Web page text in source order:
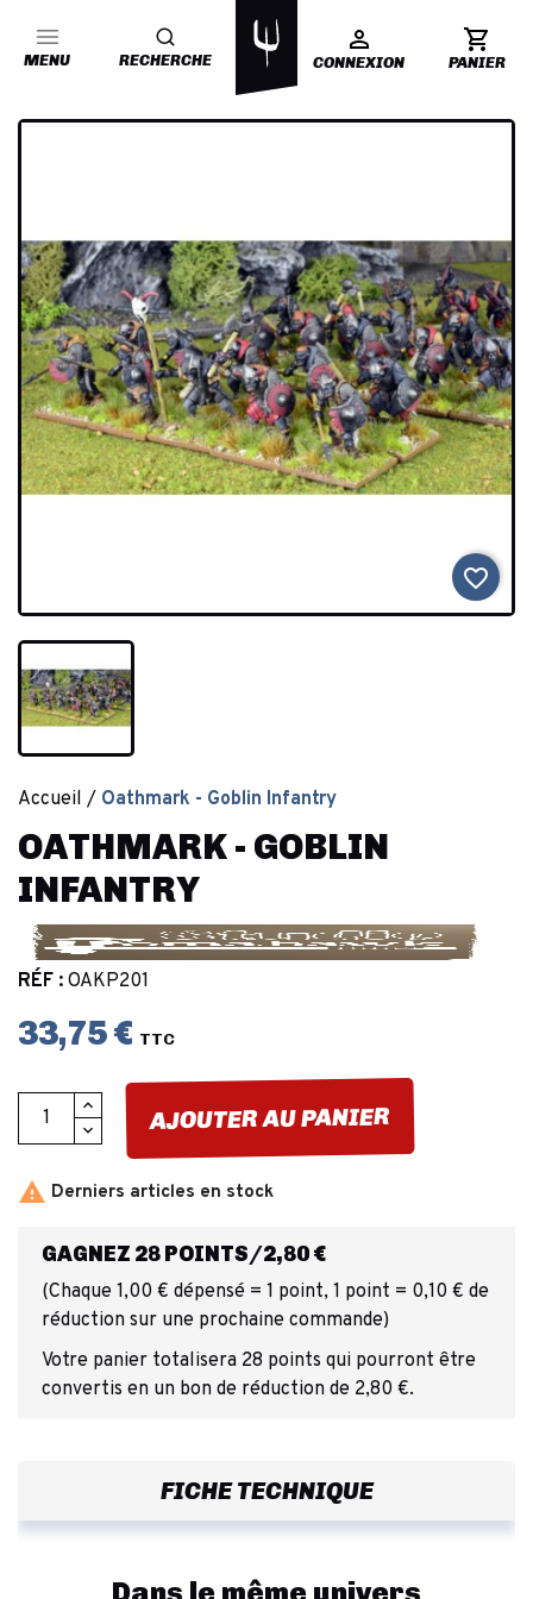
MENU RECHERCHE CONNEXION PANIER
favorite_border
Accueil Oathmark - Goblin Infantry
OATHMARK - GOBLIN
INFANTRY
RÉF : OAKP201
33,75 € TTC
AJOUTER AU PANIER
 Derniers articles en stock
GAGNEZ 28 POINTS/2,80 €
(Chaque 1,00 € dépensé = 1 point, 1 point = 0,10 € de
réduction sur une prochaine commande)
Votre panier totalisera 28 points qui pourront être
convertis en un bon de réduction de 2,80 €.
FICHE TECHNIQUE